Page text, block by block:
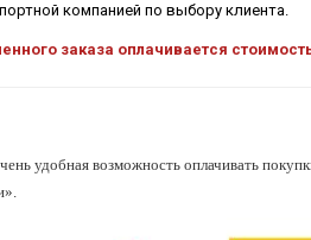
компанией по выбору клиента.
заказа оплачивается
удобная возможность оплачивать